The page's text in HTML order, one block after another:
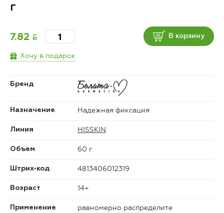
г
7.82 BYN В корзину
Хочу в подарок
Бренд
Назначение Надежная фиксация
Линия HISSKIN
Объем 60 г
Штрих-код 4813406012319
Возраст 14+
Применение
равномерно распределите